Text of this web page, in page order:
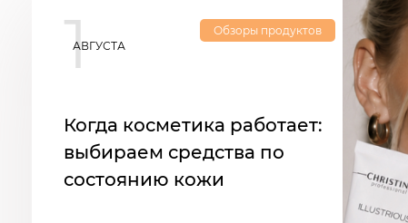
1
АВГУСТА
Обзоры продуктов
Когда косметика работает:
выбираем средства по
состоянию кожи